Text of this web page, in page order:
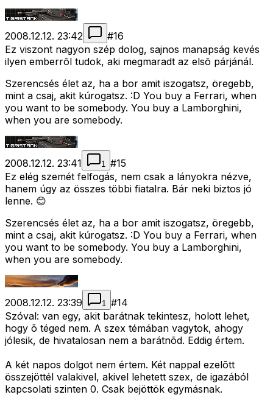
2008.12.12. 23:42 #16
Ez viszont nagyon szép dolog, sajnos manapság kevés
ilyen emberrõl tudok, aki megmaradt az elsõ párjánál.
Szerencsés élet az, ha a bor amit iszogatsz, öregebb,
mint a csaj, akit kúrogatsz. :D You buy a Ferrari, when
you want to be somebody. You buy a Lamborghini,
when you are somebody.
2008.12.12. 23:41 1 #15
Ez elég szemét felfogás, nem csak a lányokra nézve,
hanem úgy az összes többi fiatalra. Bár neki biztos jó
lenne. 😊
Szerencsés élet az, ha a bor amit iszogatsz, öregebb,
mint a csaj, akit kúrogatsz. :D You buy a Ferrari, when
you want to be somebody. You buy a Lamborghini,
when you are somebody.
2008.12.12. 23:39 1 #14
Szóval: van egy, akit barátnak tekintesz, holott lehet,
hogy õ téged nem. A szex témában vagytok, ahogy
jólesik, de hivatalosan nem a barátnõd. Eddig értem.
A két napos dolgot nem értem. Két nappal ezelõtt
összejöttél valakivel, akivel lehetett szex, de igazából
kapcsolati szinten 0. Csak bejöttök egymásnak.